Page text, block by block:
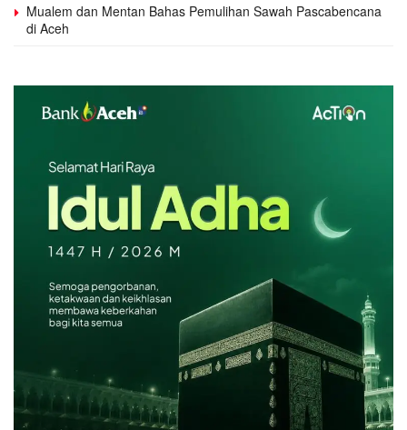
Mualem dan Mentan Bahas Pemulihan Sawah Pascabencana
di Aceh